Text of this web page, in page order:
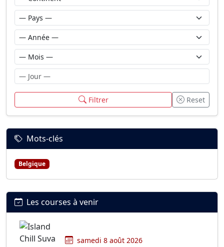
Filtrer Reset
Mots-clés
Belgique
Les courses à venir
samedi 8 août 2026